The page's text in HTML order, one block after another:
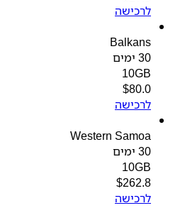
לרכישה
Balkans
10GB
$80.0
לרכישה
Western Samoa
10GB
$262.8
לרכישה